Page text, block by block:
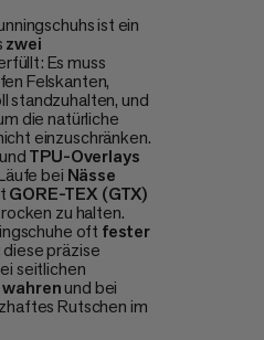
ist ein
zwei
Es muss
Felskanten,
standzuhalten, und
die natürliche
einzuschränken.
undTPU-Overlays
bei Nässe
GORE-TEX (GTX)
zu halten.
oft fester
diese präzise
seitlichen
und bei
Rutschen im